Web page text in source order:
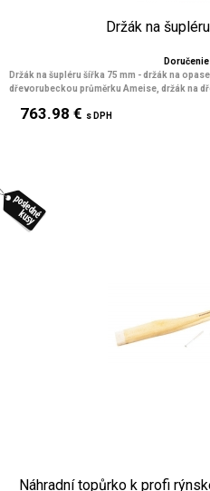
Držák na
Držák na šupléru šířka 75 mm - držák na
dřevorubeckou průměrku Ameise, držák na
763.98 € s DPH
Náhradní topůrko k profi